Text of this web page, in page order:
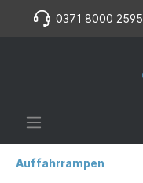
0371 8000 2595
Auffahrrampen